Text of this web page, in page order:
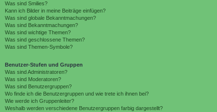
Was sind Smilies?
Kann ich Bilder in meine Beiträge einfügen?
Was sind globale Bekanntmachungen?
Was sind Bekanntmachungen?
Was sind wichtige Themen?
Was sind geschlossene Themen?
Was sind Themen-Symbole?
Benutzer-Stufen und Gruppen
Was sind Administratoren?
Was sind Moderatoren?
Was sind Benutzergruppen?
Wo finde ich die Benutzergruppen und wie trete ich ihnen bei?
Wie werde ich Gruppenleiter?
Weshalb werden verschiedene Benutzergruppen farbig dargestellt?